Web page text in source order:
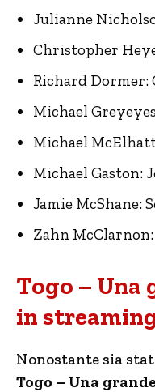
Julianne
Christopher
Richard Dormer:
Michael
Michael
Michael Gaston:
Jamie McShane:
Zahn
Togo – Una
in
Nonostante sia
Togo – Una